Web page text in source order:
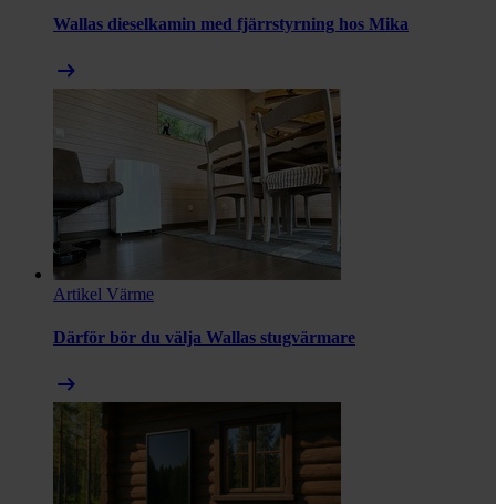
Wallas dieselkamin med fjärrstyrning hos Mika
arrow_right_alt
Artikel Värme
Därför bör du välja Wallas stugvärmare
arrow_right_alt